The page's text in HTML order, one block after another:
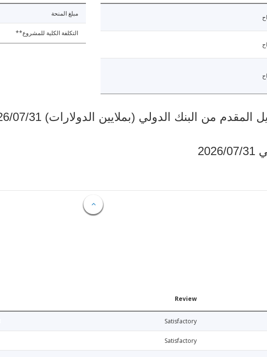
مبلغ المنحة
التكلفة الكلية للمشروع**
من البنك الدولي (بملايين الدولارات) 2026/07/31
Review
Satisfactory
Satisfactory